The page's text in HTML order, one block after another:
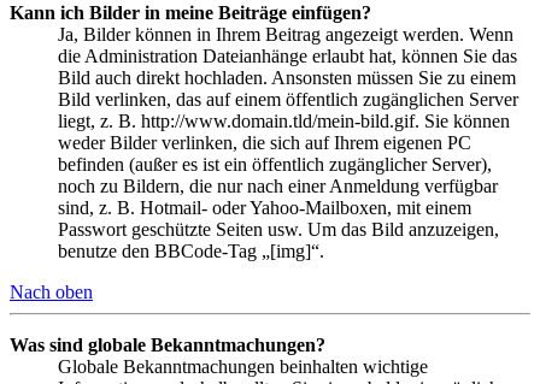
Kann ich Bilder in meine Beiträge einfügen?
Ja, Bilder können in Ihrem Beitrag angezeigt werden. Wenn
die Administration Dateianhänge erlaubt hat, können Sie das
Bild auch direkt hochladen. Ansonsten müssen Sie zu einem
Bild verlinken, das auf einem öffentlich zugänglichen Server
liegt, z. B. http://www.domain.tld/mein-bild.gif. Sie können
weder Bilder verlinken, die sich auf Ihrem eigenen PC
befinden (außer es ist ein öffentlich zugänglicher Server),
noch zu Bildern, die nur nach einer Anmeldung verfügbar
sind, z. B. Hotmail- oder Yahoo-Mailboxen, mit einem
Passwort geschützte Seiten usw. Um das Bild anzuzeigen,
benutze den BBCode-Tag „[img]“.
Nach oben
Was sind globale Bekanntmachungen?
Globale Bekanntmachungen beinhalten wichtige